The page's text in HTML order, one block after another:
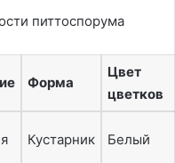
питтоспорума
Форма
Цвет
цветков
Кустарник Белый